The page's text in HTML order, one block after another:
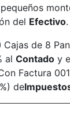
del Efectivo.
de 8
al Contado y
Factura
de